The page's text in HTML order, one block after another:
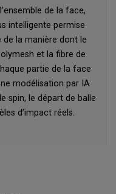
de la face,
intelligente permise
de la manière dont le
et la fibre de
partie de la face
modélisation par IA
spin, le départ de balle
d’impact réels.